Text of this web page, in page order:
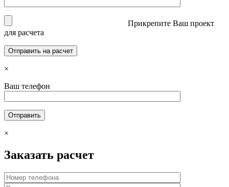
Прикрепите Ваш проект
для расчета
×
Ваш телефон
×
Заказать расчет